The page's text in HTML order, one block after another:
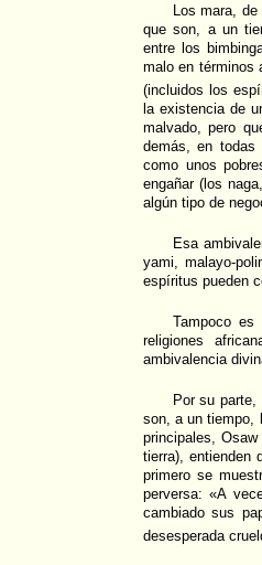
Los mara,
que son, a un
entre los
malo en términos
(incluidos los
la existencia de
malvado, pero
demás, en
como unos
engañar (los
algún tipo de
Esa
yami, malayo-
espíritus pueden
Tampoco es
religiones
ambivalencia
Por su
son, a un tiempo,
principales,
tierra), entienden
primero se
perversa: «A
cambiado sus
desesperada